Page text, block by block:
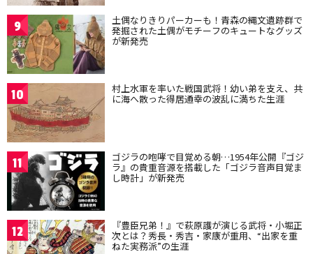
9 土偶なりきりパーカーも！青森の縄文遺跡群で
発掘された土偶がモチーフのキュートなグッズ
が新発売
10 村上水軍を率いた戦国武将！幼い弟を支え、共
に海へ散った得居通幸の波乱に満ちた生涯
11 ゴジラの咆哮で目覚める朝…1954年公開『ゴジ
ラ』の貴重音源を搭載した「ゴジラ音声目覚ま
し時計」が新発売
12 『豊臣兄弟！』で萩原護が演じる武将・小堀正
次とは？秀長・秀吉・家康が重用、“出家を重
ねた実務派”の生涯